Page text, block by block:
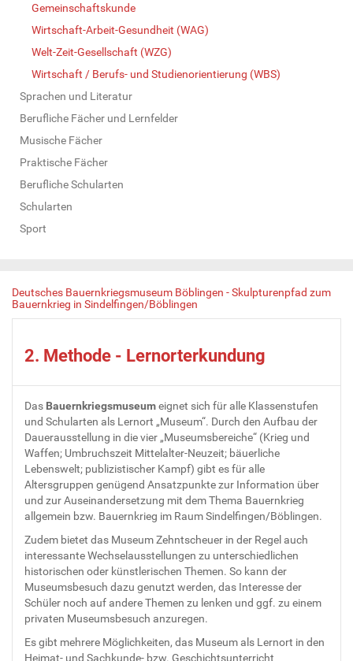
Gemeinschaftskunde
Wirtschaft-Arbeit-Gesundheit (WAG)
Welt-Zeit-Gesellschaft (WZG)
Wirtschaft / Berufs- und Studienorientierung (WBS)
Sprachen und Literatur
Berufliche Fächer und Lernfelder
Musische Fächer
Praktische Fächer
Berufliche Schularten
Schularten
Sport
Deutsches Bauernkriegsmuseum Böblingen - Skulpturenpfad zum
Bauernkrieg in Sindelfingen/Böblingen
2. Methode - Lernorterkundung
Das Bauernkriegsmuseumeignet sich für alle Klassenstufen
und Schularten als Lernort „Museum“. Durch den Aufbau der
Dauerausstellung in die vier „Museumsbereiche“ (Krieg und
Waffen; Umbruchszeit Mittelalter-Neuzeit; bäuerliche
Lebenswelt; publizistischer Kampf) gibt es für alle
Altersgruppen genügend Ansatzpunkte zur Information über
und zur Auseinandersetzung mit dem Thema Bauernkrieg
allgemein bzw. Bauernkrieg im Raum Sindelfingen/Böblingen.
Zudem bietet das Museum Zehntscheuer in der Regel auch
interessante Wechselausstellungen zu unterschiedlichen
historischen oder künstlerischen Themen. So kann der
Museumsbesuch dazu genutzt werden, das Interesse der
Schüler noch auf andere Themen zu lenken und ggf. zu einem
privaten Museumsbesuch anzuregen.
Es gibt mehrere Möglichkeiten, das Museum als Lernort in den
Heimat- und Sachkunde- bzw. Geschichtsunterricht